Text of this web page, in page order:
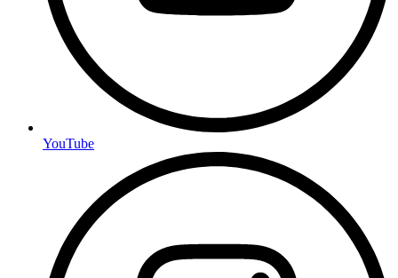
YouTube